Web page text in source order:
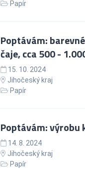
Papír
Poptávám:
čaje, cca 500 -
15. 10. 2024
Jihočeský kraj
Papír
Poptávám: výrobu
14. 8. 2024
Jihočeský kraj
Papír